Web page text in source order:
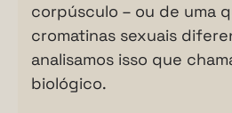
corpúsculo – ou de uma
cromatinas sexuais
analisamos isso que
biológico.